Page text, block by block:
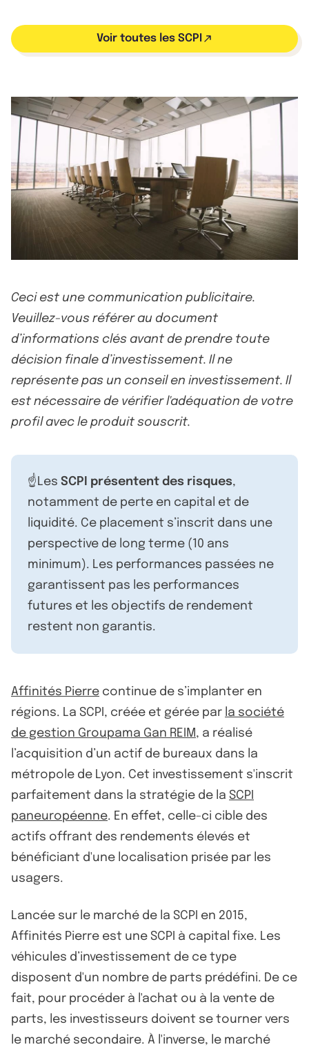
Voir toutes les SCPI
Ceci est une communication publicitaire.
Veuillez-vous référer au document
d’informations clés avant de prendre toute
décision finale d’investissement. Il ne
représente pas un conseil en investissement. Il
est nécessaire de vérifier l'adéquation de votre
profil avec le produit souscrit.
☝️Les SCPI présentent des risques,
notamment de perte en capital et de
liquidité. Ce placement s’inscrit dans une
perspective de long terme (10 ans
minimum). Les performances passées ne
garantissent pas les performances
futures et les objectifs de rendement
restent non garantis.
Affinités Pierre continue de s’implanter en
régions. La SCPI, créée et gérée par la société
de gestion Groupama Gan REIM, a réalisé
l’acquisition d’un actif de bureaux dans la
métropole de Lyon. Cet investissement s'inscrit
parfaitement dans la stratégie de la SCPI
paneuropéenne. En effet, celle-ci cible des
actifs offrant des rendements élevés et
bénéficiant d'une localisation prisée par les
usagers.
Lancée sur le marché de la SCPI en 2015,
Affinités Pierre est une SCPI à capital fixe. Les
véhicules d’investissement de ce type
disposent d'un nombre de parts prédéfini. De ce
fait, pour procéder à l'achat ou à la vente de
parts, les investisseurs doivent se tourner vers
le marché secondaire. À l'inverse, le marché